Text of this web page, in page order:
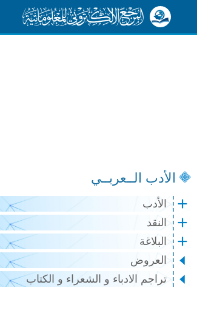
الأدب الــعربــي
الأدب
النقد
البلاغة
العروض
تراجم الادباء و الشعراء و الكتاب